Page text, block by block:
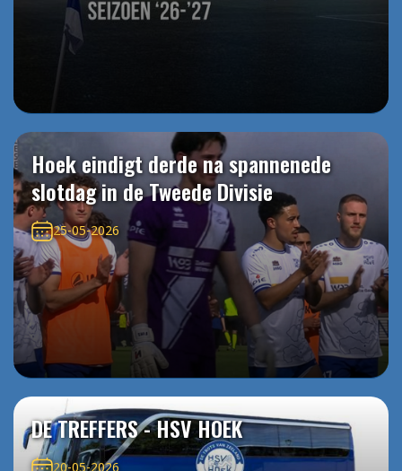
Hoek eindigt derde na spannenede
slotdag in de Tweede Divisie
25-05-2026
DE TREFFERS - HSV HOEK
20-05-2026